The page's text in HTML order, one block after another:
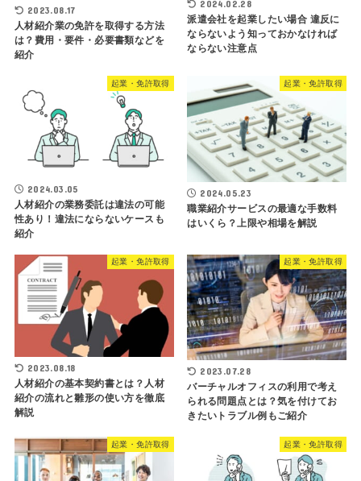
2023.08.17
人材紹介業の免許を取得する方法
は？費用・要件・必要書類などを
紹介
2024.02.28
派遣会社を起業したい場合 違反に
ならないよう知っておかなければ
ならない注意点
起業・免許取得
2024.03.05
人材紹介の業務委託は違法の可能
性あり！違法にならないケースも
紹介
起業・免許取得
2024.05.23
職業紹介サービスの最適な手数料
はいくら？上限や相場を解説
起業・免許取得
2023.08.18
人材紹介の基本契約書とは？人材
紹介の流れと雛形の使い方を徹底
解説
起業・免許取得
2023.07.28
バーチャルオフィスの利用で考え
られる問題点とは？気を付けてお
きたいトラブル例もご紹介
起業・免許取得 起業・免許取得